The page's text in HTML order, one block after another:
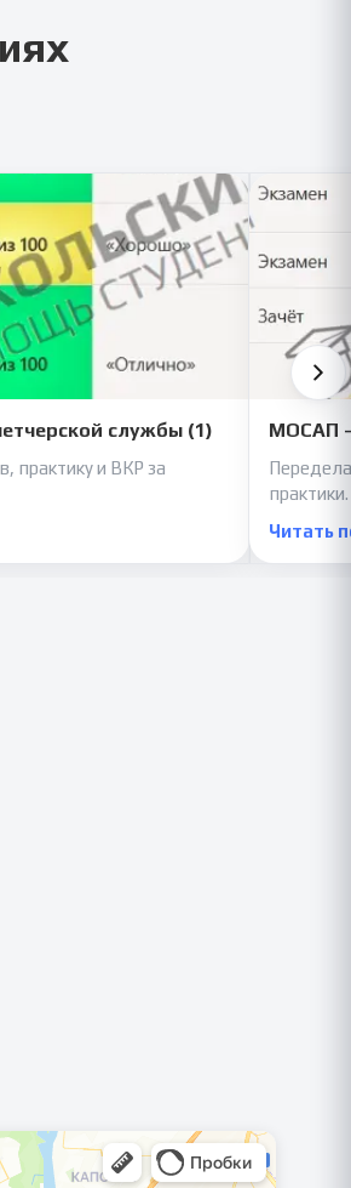
службы (1)
практику и ВКР за
МОСАП
практики.
Читать